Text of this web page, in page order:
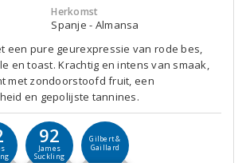
Herkomst
Spanje - Almansa
een pure geurexpressie van rode bes,
en toast. Krachtig en intens van smaak,
met zondoorstoofd fruit, een
en gepolijste tannines.
92
James
Suckling
Gilbert &
Gaillard